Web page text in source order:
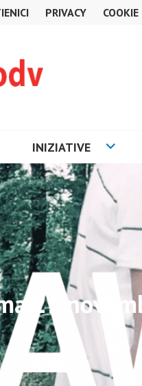
PRIVACY COOKIE
INIZIATIVE
21